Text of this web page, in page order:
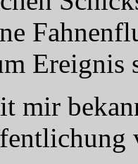
Ereignis
mir